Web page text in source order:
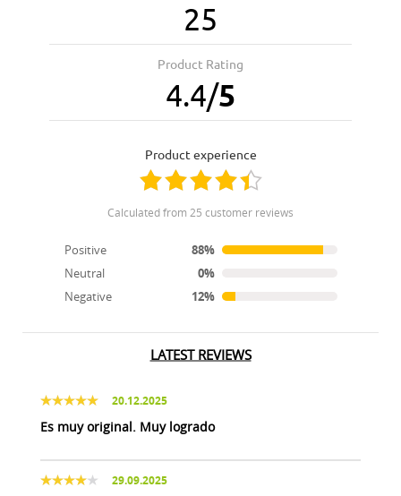
25
Product Rating
4.4/5
product experience
calculated from 25 customer reviews
Positive
88%
Neutral
0%
Negative
12%
LATEST REVIEWS
20.12.2025
Es muy original. Muy logrado
29.09.2025